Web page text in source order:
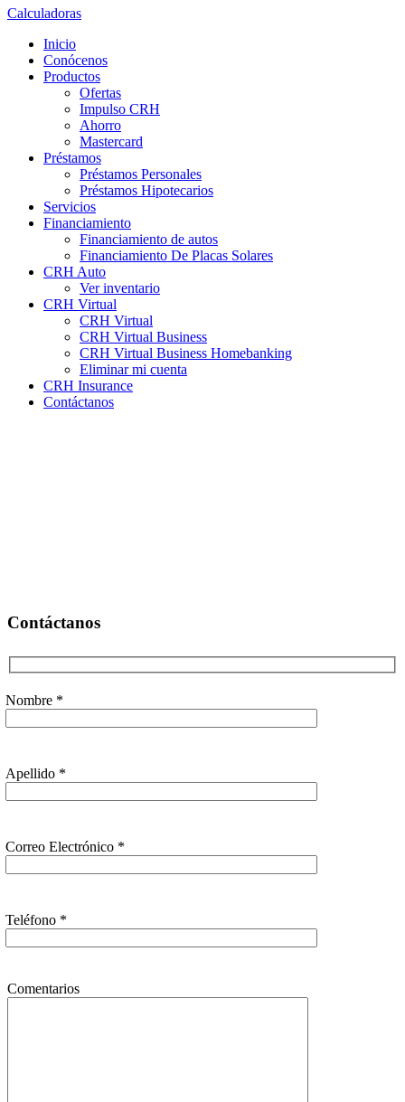
Calculadoras
Inicio
Conócenos
Productos
Ofertas
Impulso CRH
Ahorro
Mastercard
Préstamos
Préstamos Personales
Préstamos Hipotecarios
Servicios
Financiamiento
Financiamiento de autos
Financiamiento De Placas Solares
CRH Auto
Ver inventario
CRH Virtual
CRH Virtual
CRH Virtual Business
CRH Virtual Business Homebanking
Eliminar mi cuenta
CRH Insurance
Contáctanos
Contáctanos
Nombre *
Apellido *
Correo Electrónico *
Teléfono *
Comentarios